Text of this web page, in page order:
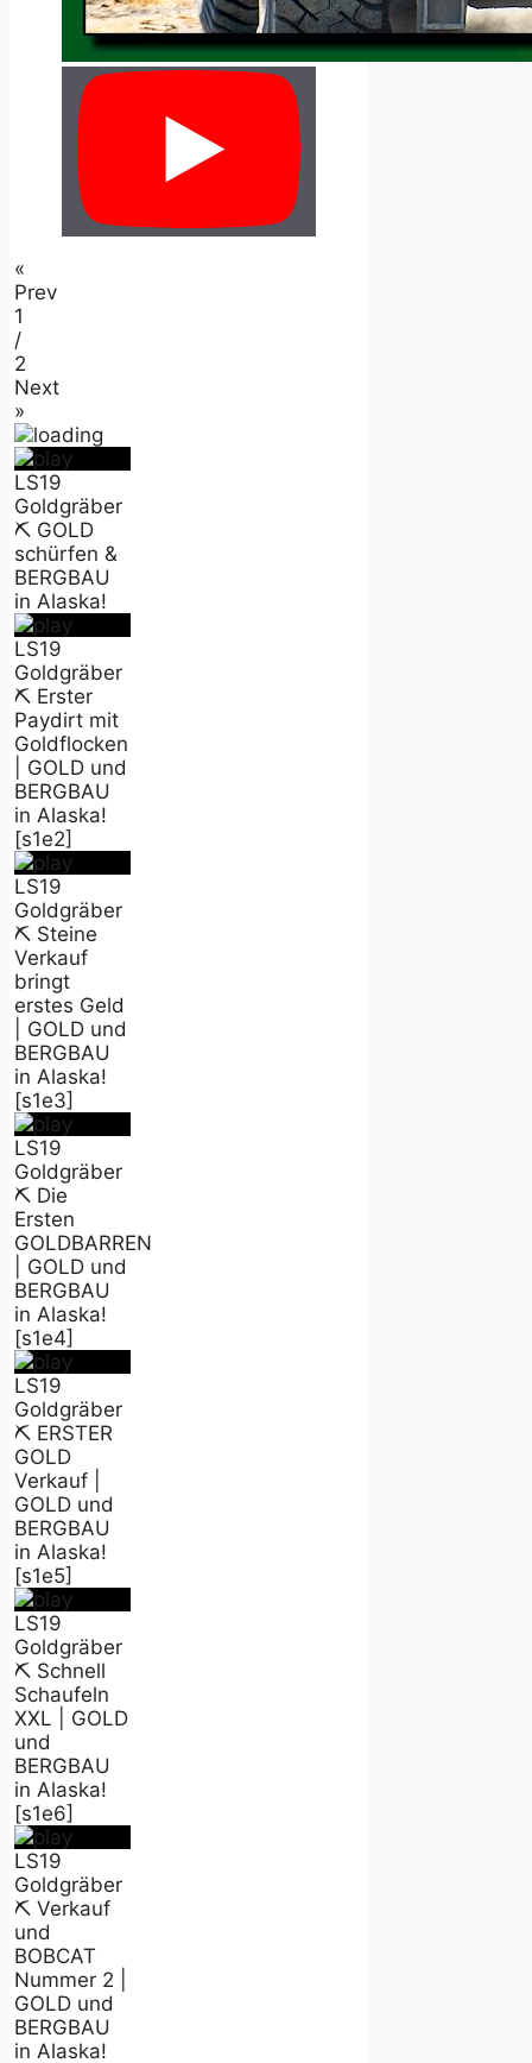
«
Prev
1
/
2
Next
»
LS19
Goldgräber
⛏️ GOLD
schürfen &
BERGBAU
in Alaska!
LS19
Goldgräber
⛏️ Erster
Paydirt mit
Goldflocken
| GOLD und
BERGBAU
in Alaska!
[s1e2]
LS19
Goldgräber
⛏️ Steine
Verkauf
bringt
erstes Geld
| GOLD und
BERGBAU
in Alaska!
[s1e3]
LS19
Goldgräber
⛏️ Die
Ersten
GOLDBARREN
| GOLD und
BERGBAU
in Alaska!
[s1e4]
LS19
Goldgräber
⛏️ ERSTER
GOLD
Verkauf |
GOLD und
BERGBAU
in Alaska!
[s1e5]
LS19
Goldgräber
⛏️ Schnell
Schaufeln
XXL | GOLD
und
BERGBAU
in Alaska!
[s1e6]
LS19
Goldgräber
⛏️ Verkauf
und
BOBCAT
Nummer 2 |
GOLD und
BERGBAU
in Alaska!